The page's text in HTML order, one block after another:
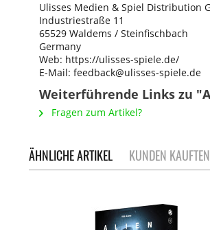
Ulisses Medien & Spiel Distribution
Industriestraße 11
65529 Waldems / Steinfischbach
Germany
Web: https://ulisses-spiele.de/
E-Mail: feedback@ulisses-spiele.de
Weiterführende Links zu
Fragen zum Artikel?
ÄHNLICHE ARTIKEL KUNDEN